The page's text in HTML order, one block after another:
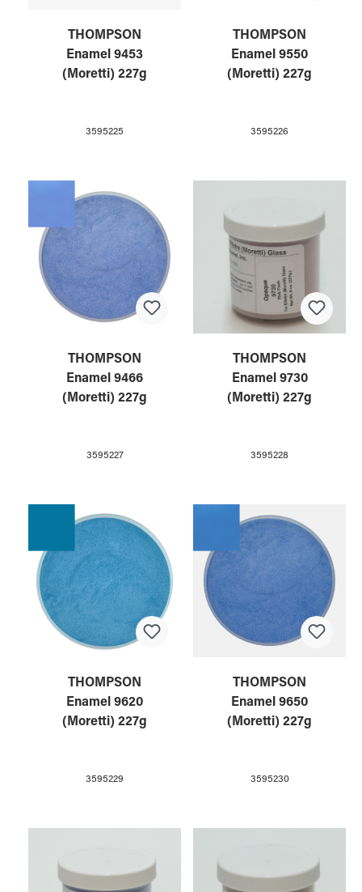
THOMPSON
Enamel 9453
(Moretti) 227g
3595225
THOMPSON
Enamel 9550
(Moretti) 227g
3595226
THOMPSON
Enamel 9466
(Moretti) 227g
3595227
THOMPSON
Enamel 9730
(Moretti) 227g
3595228
THOMPSON
Enamel 9620
(Moretti) 227g
3595229
THOMPSON
Enamel 9650
(Moretti) 227g
3595230